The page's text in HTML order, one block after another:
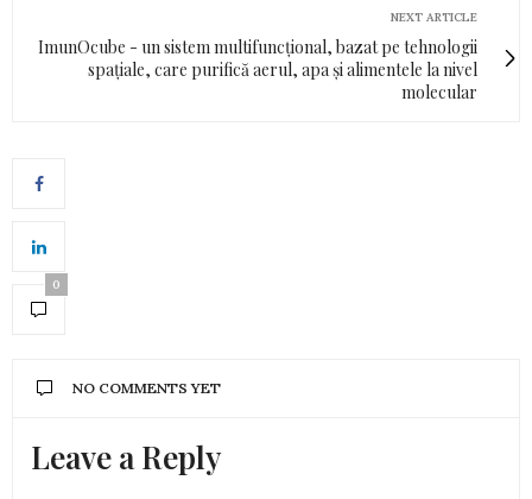
NEXT ARTICLE
ImunOcube - un sistem multifuncțional, bazat pe tehnologii
spațiale, care purifică aerul, apa și alimentele la nivel
molecular
0
NO COMMENTS YET
Leave a Reply